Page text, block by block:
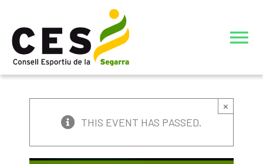
content
INICI
JOCS ESPORTIUS ESCOLARS DE CATALUNYA (JEEC)
L’ENTITAT
×
THIS EVENT HAS PASSED.